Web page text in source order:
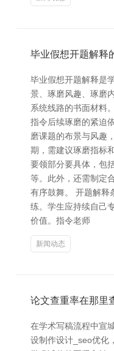
毕业假想开题解释
毕业假想开题解释是
景、琢磨风趣、琢磨
系统线路的书面材料
指令后续琢磨的紧迫
磨课题的布景与风趣
期，需建议琢磨指标
要领部分要具体，包
等。此外，还需制定
有序鼓舞。 开题解释
练。学生应持续自己
价值。指令老师
新闻动态
论文查重率在那里
在学术写稿流程中宣
设制作设计_seo优化